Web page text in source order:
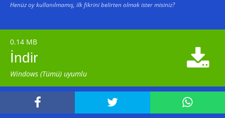
Henüz oy kullanılmamış, ilk fikrini belirten olmak ister misiniz?
0.14 MB
İndir
Windows (Tümü) uyumlu

  